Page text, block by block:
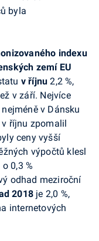
byla
indexu
zemí EU
v říjnu2,2 %,
v září. Nejvíce
nejméně v Dánsku
v říjnu zpomalil
ceny vyšší
výpočtů klesl
o 0,3 %
odhad meziroční
2018 je 2,0 %,
internetových